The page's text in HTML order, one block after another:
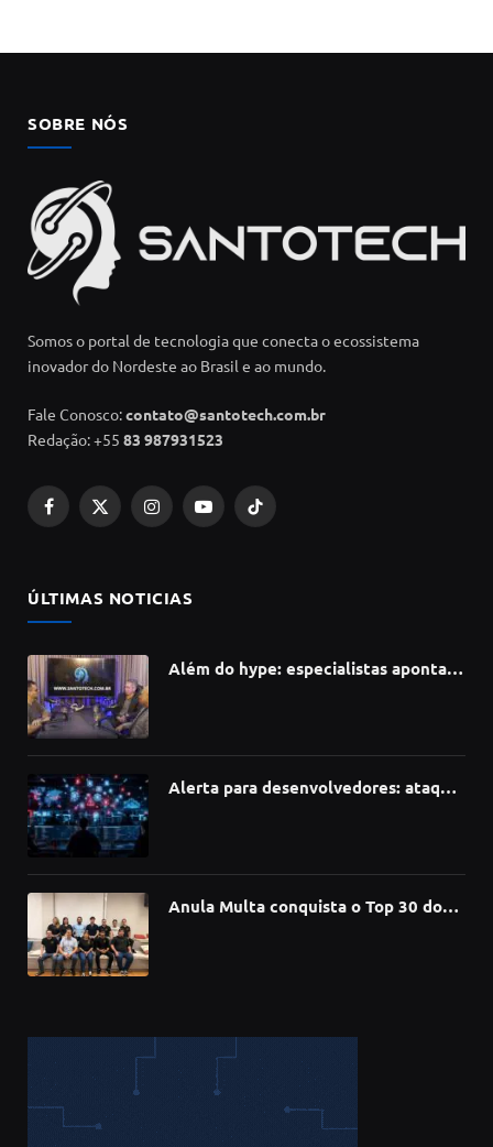
SOBRE NÓS
Somos o portal de tecnologia que conecta o ecossistema
inovador do Nordeste ao Brasil e ao mundo.
Fale Conosco:contato@santotech.com.br
Redação: +55 83 987931523
Facebook
X
InstagramYouTubeTikTok
ÚLTIMAS NOTICIAS
Além do hype: especialistas apontam
Alerta para desenvolvedores: ataque
Anula Multa conquista o Top 30 do